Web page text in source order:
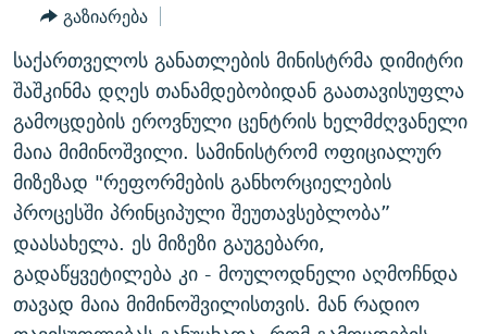
60 ᲓᲔᲪᲘᲑᲔᲚᲘ
ᲒᲐᲜᲙᲘᲗᲮᲕᲘᲡ ᲓᲦᲔ
ᲓᲘᲚᲘᲡ ᲡᲐᲣᲑᲠᲔᲑᲘ
ᲛᲝᲚᲐᲞᲐᲠᲐᲙᲔ ᲢᲔᲥᲡᲢᲔᲑᲘ
ᲨᲘᲜ - ᲣᲪᲮᲝᲔᲗᲨᲘ
ᲚᲘᲢᲔᲠᲐᲢᲣᲠᲣᲚᲘ ᲬᲐᲮᲜᲐᲒᲔᲑᲘ
ᲐᲛᲔᲠᲘᲙᲣᲚᲘ ᲛᲝᲗᲮᲠᲝᲑᲐ
ᲘᲛᲞᲔᲠᲘᲐ ᲓᲐ ᲠᲐᲓᲘᲝ
ᲤᲔᲜᲝᲕᲐᲜᲘ - 2.10
ᲞᲠᲝᲔᲥᲢᲔᲑᲘ
ᲣᲙᲠᲐᲘᲜᲐᲨᲘ ᲓᲐᲦᲣᲞᲣᲚᲘ ᲥᲐᲠᲗᲕᲔᲚᲘ ᲛᲔᲑᲠᲫᲝᲚᲔᲑᲘ - 2022
ᲓᲐᲛᲝᲣᲙᲘᲓᲔᲑᲚᲝᲑᲘᲡ 100 ᲬᲔᲚᲘ
ᲩᲔᲛᲘ ᲡᲘᲙᲕᲓᲘᲚᲘᲡ ᲛᲘᲖᲔᲖᲘᲐ COVID-19
11 ᲬᲔᲚᲘ - 11 ᲐᲛᲑᲐᲕᲘ
ᲡᲐᲞᲐᲠᲚᲐᲛᲔᲜᲢᲝ ᲐᲠᲩᲔᲕᲜᲔᲑᲘᲡ ᲘᲡᲢᲝᲠᲘᲐ
ᲑᲐᲕᲨᲕᲔᲑᲘ ᲞᲠᲝᲡᲢᲘᲢᲣᲪᲘᲐᲨᲘ - ᲐᲛᲝᲣᲗᲥᲛᲔᲚᲘ ᲐᲛᲑᲐᲕᲘ
5 ᲐᲛᲑᲐᲕᲘ - 20 ᲘᲕᲜᲘᲡᲡ ᲓᲐᲨᲐᲕᲔᲑᲣᲚᲔᲑᲘ
ЭХО КАВКАЗА
ᲒᲐᲛᲝᲘᲬᲔᲠᲔ
რთე/რთ-ის ყველა საიტი
გაზიარება
საქართველოს განათლების მინისტრმა დიმიტრი
შაშკინმა დღეს თანამდებობიდან გაათავისუფლა
გამოცდების ეროვნული ცენტრის ხელმძღვანელი
მაია მიმინოშვილი. სამინისტრომ ოფიციალურ
მიზეზად "რეფორმების განხორციელების
პროცესში პრინციპული შეუთავსებლობა”
დაასახელა. ეს მიზეზი გაუგებარი,
გადაწყვეტილება კი - მოულოდნელი აღმოჩნდა
თავად მაია მიმინოშვილისთვის. მან რადიო